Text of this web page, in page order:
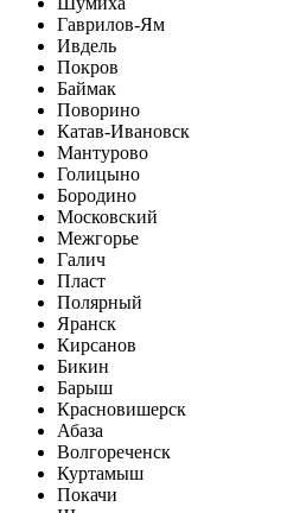
Гаврилов-Ям
Ивдель
Покров
Баймак
Поворино
Катав-Ивановск
Мантурово
Голицыно
Бородино
Московский
Межгорье
Галич
Пласт
Полярный
Яранск
Кирсанов
Бикин
Барыш
Красновишерск
Абаза
Волгореченск
Куртамыш
Покачи